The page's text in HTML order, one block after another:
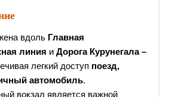
вдоль Главная
линия и Дорога Курунегала –
легкий доступ поезд,
автомобиль.
вокзал является важной